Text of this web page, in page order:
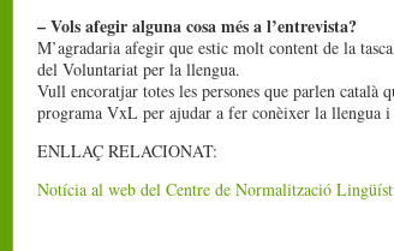
– Vols afegir alguna cosa més a l’entrevista?
M’agradaria afegir que estic molt content de la
del Voluntariat per la llengua.
Vull encoratjar totes les persones que parlen català
programa VxL per ajudar a fer conèixer la llengua i
ENLLAÇ RELACIONAT:
Notícia al web del Centre de Normalització